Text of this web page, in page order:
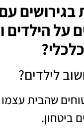
בגירושים
על הילדים
לילדים?
שהבית
ביטחון.